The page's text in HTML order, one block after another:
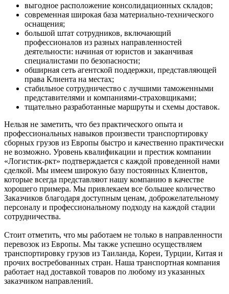
выгодное расположение консолидационных складов;
современная широкая база материально-технического
оснащения;
большой штат сотрудников, включающий
профессионалов из разных направленностей
деятельности: начиная от юристов и заканчивая
специалистами по безопасности;
обширная сеть агентской поддержки, представляющей
права Клиента на местах;
стабильное сотрудничество с лучшими таможенными
представителями и компаниями-страховщиками;
тщательно разработанные маршруты и схемы доставок.
Нельзя не заметить, что без практического опыта и
профессиональных навыков произвести транспортировку
сборных грузов из Европы быстро и качественно практически
не возможно. Уровень квалификации и престиж компании
«Логистик-ркт» подтверждается с каждой проведенной нами
сделкой. Мы имеем широкую базу постоянных Клиентов,
которые всегда представляют нашу компанию в качестве
хорошего примера. Мы привлекаем все большее количество
Заказчиков благодаря доступным ценам, доброжелательному
персоналу и профессиональному подходу на каждой стадии
сотрудничества.
Стоит отметить, что мы работаем не только в направленности
перевозок из Европы. Мы также успешно осуществляем
транспортировку грузов из Таиланда, Кореи, Турции, Китая и
прочих востребованных стран. Наша транспортная компания
работает над доставкой товаров по любому из указанных
заказчиком направлений.